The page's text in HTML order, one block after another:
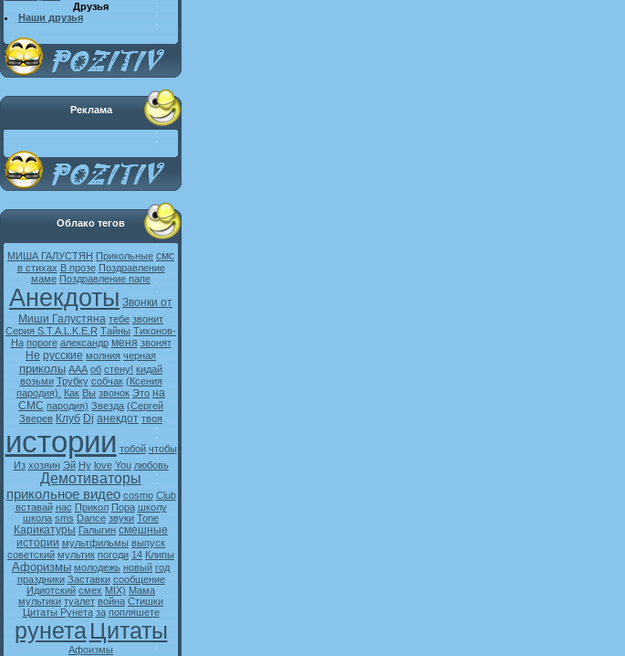
Друзья
Наши друзья
Реклама
Облако тегов
МИША ГАЛУСТЯН Прикольные смс
в стихах В прозе Поздравление
маме Поздравление папе
Анекдоты Звонки от
Миши Галустяна тебе звонит
Серия S.T.A.L.K.E.R Тайны Тихонов-
На пороге александр меня звонят
Не русские молния черная
приколы ААА об стену! кидай
возьми Трубку собчак (Ксения
пародия).
Как Вы звонок Это на
СМС пародия) Звезда (Сергей
Зверев Клуб Dj анекдот твоя
истории тобой чтобы
Из хозяин Эй Ну love You любовь
Демотиваторы
прикольное видео cosmo Club
вставай нас Прикол Пора школу
школа sms Dance звуки Tone
Карикатуры Галыгин смешные
истории мультфильмы выпуск
советский мультик погоди 14 Клипы
Афоризмы молодежь новый год
праздники Заставки сообщение
Идиотский смех MIX) Мама
мультики туалет война Стишки
Цитаты Рунета за попляшете
рунетаЦитаты
Афоизмы